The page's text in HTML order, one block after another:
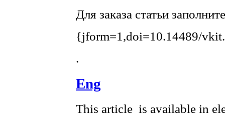
Для заказа статьи
{jform=1,doi=10.14489/
.
Eng
This article is available in